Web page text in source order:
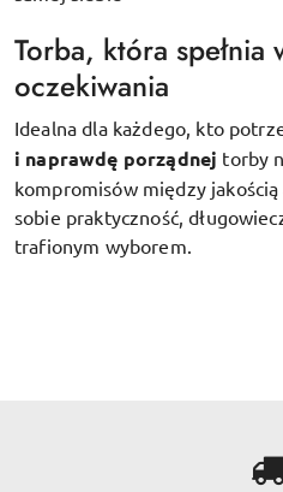
Torba, która spełnia
oczekiwania
Idealna dla każdego, kto
i naprawdę porządnej torby
kompromisów między
sobie praktyczność,
trafionym wyborem.